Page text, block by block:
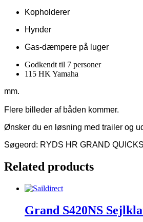
Kopholderer
Hynder
Gas-dæmpere på luger
Godkendt til 7 personer
115 HK Yamaha
mm.
Flere billeder af båden kommer.
Ønsker du en løsning med trailer og
Søgeord: RYDS HR GRAND
Related products
Grand S420NS